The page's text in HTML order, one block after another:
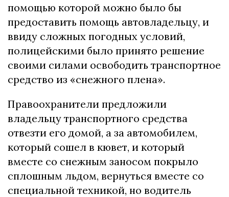
помощью которой можно было бы
предоставить помощь автовладельцу, и
ввиду сложных погодных условий,
полицейскими было принято решение
своими силами освободить транспортное
средство из «снежного плена».
Правоохранители предложили
владельцу транспортного средства
отвезти его домой, а за автомобилем,
который сошел в кювет, и который
вместе со снежным заносом покрыло
сплошным льдом, вернуться вместе со
специальной техникой, но водитель